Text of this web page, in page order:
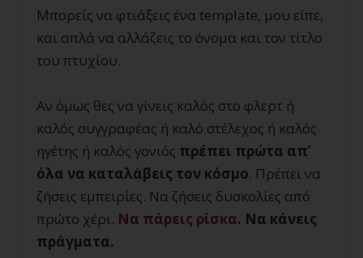
Μπορείς να φτιάξεις ένα template, μου είπε,
και απλά να αλλάζεις το όνομα και τον τίτλο
του πτυχίου.
Αν όμως θες να γίνεις καλός στο φλερτ ή
καλός συγγραφέας ή καλό στέλεχος ή καλός
ηγέτης ή καλός γονιός πρέπει πρώτα απ’
όλα να καταλάβεις τον κόσμο. Πρέπει να
ζήσεις εμπειρίες. Να ζήσεις δυσκολίες από
πρώτο χέρι. Να πάρεις ρίσκα. Να κάνεις
πράγματα.